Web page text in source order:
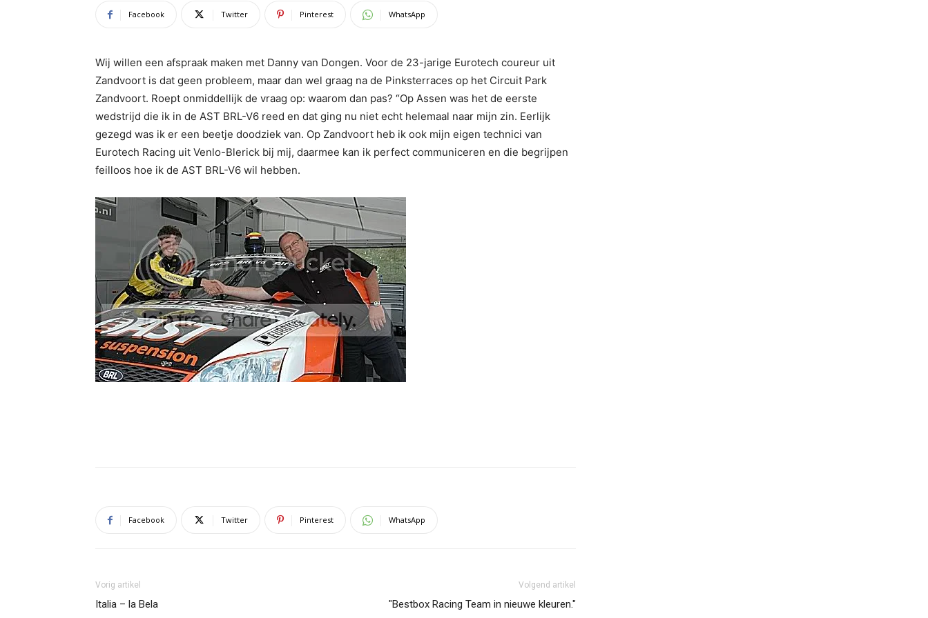
Facebook Twitter Pinterest WhatsApp
Wij willen een afspraak maken met Danny van Dongen. Voor de 23-jarige Eurotech coureur uit
Zandvoort is dat geen probleem, maar dan wel graag na de Pinksterraces op het Circuit Park
Zandvoort. Roept onmiddellijk de vraag op: waarom dan pas? “Op Assen was het de eerste
wedstrijd die ik in de AST BRL-V6 reed en dat ging nu niet echt helemaal naar mijn zin. Eerlijk
gezegd was ik er een beetje doodziek van. Op Zandvoort heb ik ook mijn eigen technici van
Eurotech Racing uit Venlo-Blerick bij mij, daarmee kan ik perfect communiceren en die begrijpen
feilloos hoe ik de AST BRL-V6 wil hebben.
Facebook Twitter Pinterest WhatsApp
Vorig artikel
Italia – la Bela
Volgend artikel
"Bestbox Racing Team in nieuwe kleuren."